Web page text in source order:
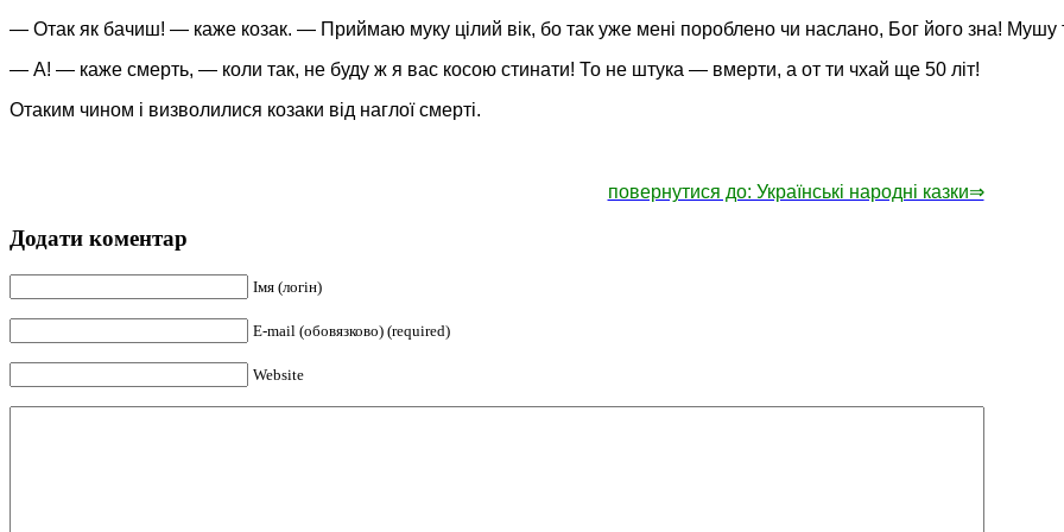
— Отак як бачиш! — каже козак. — Приймаю муку цілий вік, бо так уже мені пороблено чи наслано, Бог його зна! Мушу
— А! — каже смерть, — коли так, не буду ж я вас косою стинати! То не штука — вмерти, а от ти чхай ще 50 літ!
Отаким чином і визволилися козаки від наглої смерті.
повернутися до: Українські народні казки⇒
Додати коментар
Імя (логін)
E-mail (обовязково) (required)
Website